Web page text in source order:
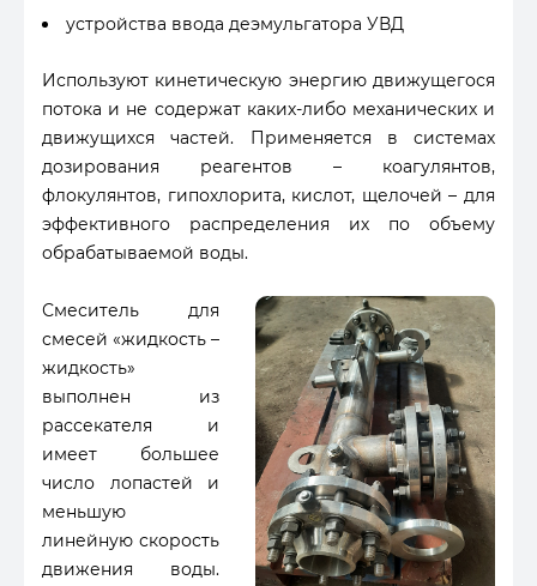
устройства ввода деэмульгатора УВД
Используют кинетическую энергию движущегося
потока и не содержат каких-либо механических и
движущихся частей. Применяется в системах
дозирования реагентов – коагулянтов,
флокулянтов, гипохлорита, кислот, щелочей – для
эффективного распределения их по объему
обрабатываемой воды.
Смеситель для
смесей «жидкость –
жидкость»
выполнен из
рассекателя и
имеет большее
число лопастей и
меньшую
линейную скорость
движения воды.